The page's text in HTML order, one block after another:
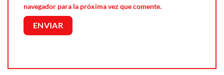
navegador para la próxima vez que comente.